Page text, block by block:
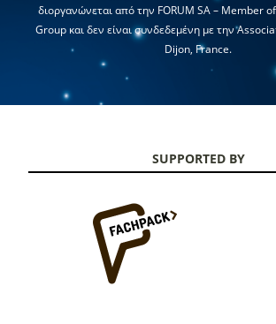
διοργανώνεται από την FORUM SA – Member
Group και δεν είναι συνδεδεμένη με την
Dijon, France.
SUPPORTED BY